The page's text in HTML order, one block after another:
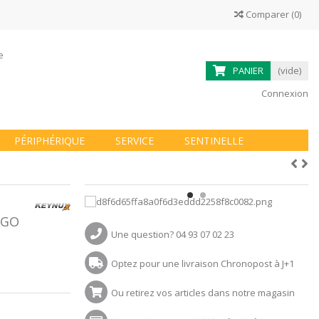
Comparer (0)
PANIER
(vide)
Connexion
PÉRIPHÉRIQUE SERVICE SENTINELLE
Une question? 04 93 07 02 23
Optez pour une livraison Chronopost à J+1
Ou retirez vos articles dans notre magasin